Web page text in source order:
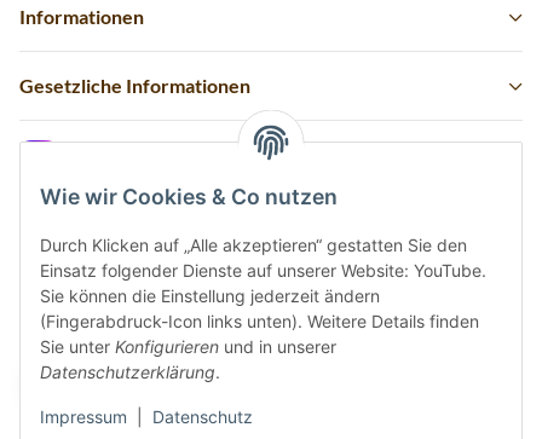
Wie wir Cookies & Co nutzen
Durch Klicken auf „Alle akzeptieren“ gestatten Sie den
Einsatz folgender Dienste auf unserer Website: YouTube.
Sie können die Einstellung jederzeit ändern
(Fingerabdruck-Icon links unten). Weitere Details finden
Sie unter Konfigurieren und in unserer
Datenschutzerklärung.
Impressum Datenschutz
Informationen
Gesetzliche Informationen
Vertrag widerrufen
Sicher bezahlen via: